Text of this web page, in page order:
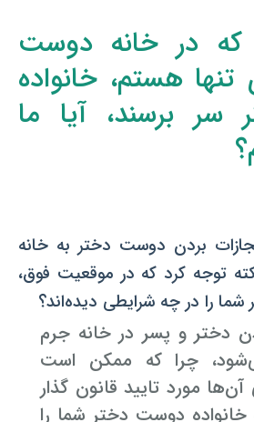
که در خانه دوست
هستم، خانواده
برسند، آیا ما
بردن دوست دختر به خانه
توجه کرد که در موقعیت فوق،
را در چه شرایطی دیده‌اند؟
دختر و پسر در خانه جرم
چرا که ممکن است
آن‌ها مورد تایید قانون گذار
خانواده دوست دختر شما را